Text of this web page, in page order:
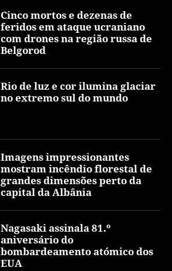
Cinco mortos e dezenas de
feridos em ataque ucraniano
com drones na região russa de
Belgorod
Rio de luz e cor ilumina glaciar
no extremo sul do mundo
Imagens impressionantes
mostram incêndio florestal de
grandes dimensões perto da
capital da Albânia
Nagasaki assinala 81.º
aniversário do
bombardeamento atómico dos
EUA